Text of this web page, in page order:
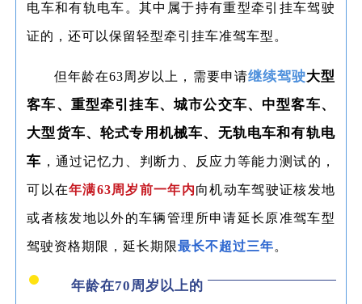
电车和有轨电车。其中属于持有重型牵引挂车驾驶
证的，还可以保留轻型牵引挂车准驾车型。
但年龄在63周岁以上，需要申请继续驾驶大型
客车、重型牵引挂车、城市公交车、中型客车、
大型货车、轮式专用机械车、无轨电车和有轨电
车 ，通过记忆力、判断力、反应力等能力测试的，
可以在年满63周岁前一年内向机动车驾驶证核发地
或者核发地以外的车辆管理所申请延长原准驾车型
驾驶资格期限，延长期限最长不超过三年。
年龄在70周岁以上的